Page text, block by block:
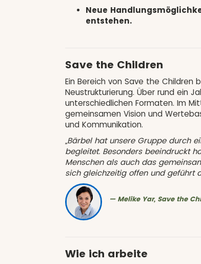
Neue
entstehen.
Save the Children
Ein Bereich von Save the Children
Neustrukturierung. Über rund ein
unterschiedlichen Formaten. Im
gemeinsamen Vision und
und Kommunikation.
„Bärbel hat unsere Gruppe durch
begleitet. Besonders beeindruckt
Menschen als auch das
sich gleichzeitig offen und geführt
— Melike Yar, Save the
Wie ich arbeite